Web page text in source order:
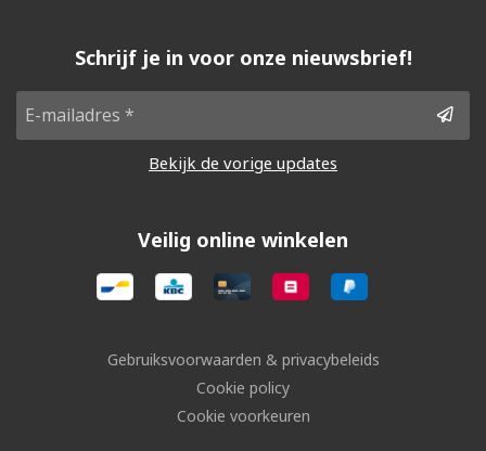
Schrijf je in voor onze nieuwsbrief!
Bekijk de vorige updates
Veilig online winkelen
Gebruiksvoorwaarden & privacybeleids
Cookie policy
Cookie voorkeuren